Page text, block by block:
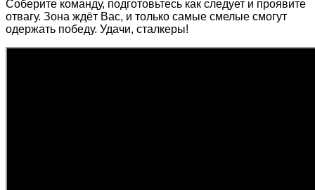
Соберите команду, подготовьтесь как следует и проявите
отвагу. Зона ждёт Вас, и только самые смелые смогут
одержать победу. Удачи, сталкеры!